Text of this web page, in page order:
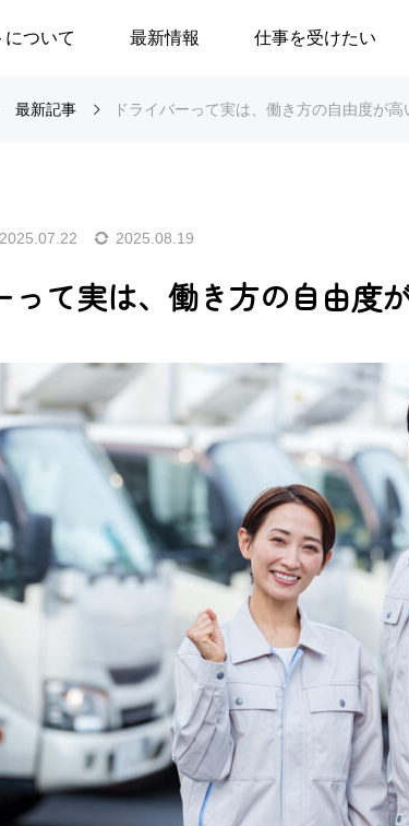
ついて 最新情報 仕事を受けたい
最新記事 ドライバーって実は、働き方の自由度が高
2025.07.22 2025.08.19
って実は、働き方の自由度